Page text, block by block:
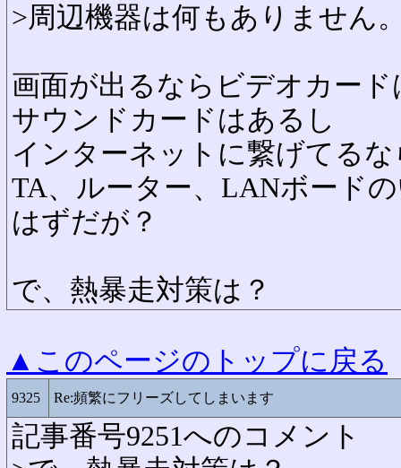
>周辺機器は何もありません
画面が出るならビデオカー
サウンドカードはあるし
インターネットに繋げてる
TA、ルーター、LANボード
はずだが？
で、熱暴走対策は？
▲このページのトップに戻る
9325 Re:頻繁にフリーズしてしまいます
記事番号9251へのコメント